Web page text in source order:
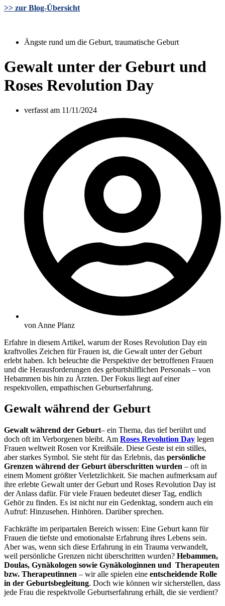
>> zur Blog-Übersicht
Ängste rund um die Geburt, traumatische Geburt
Gewalt unter der Geburt und
Roses Revolution Day
verfasst am 11/11/2024
von Anne Planz
Erfahre in diesem Artikel, warum der Roses Revolution Day ein
kraftvolles Zeichen für Frauen ist, die Gewalt unter der Geburt
erlebt haben. Ich beleuchte die Perspektive der betroffenen Frauen
und die Herausforderungen des geburtshilflichen Personals – von
Hebammen bis hin zu Ärzten. Der Fokus liegt auf einer
respektvollen, empathischen Geburtserfahrung.
Gewalt während der Geburt
Gewalt während der Geburt– ein Thema, das tief berührt und
doch oft im Verborgenen bleibt. Am Roses Revolution Day legen
Frauen weltweit Rosen vor Kreißsäle. Diese Geste ist ein stilles,
aber starkes Symbol. Sie steht für das Erlebnis, das persönliche
Grenzen während der Geburt überschritten wurden – oft in
einem Moment größter Verletzlichkeit. Sie machen aufmerksam auf
ihre erlebte Gewalt unter der Geburt und Roses Revolution Day ist
der Anlass dafür. Für viele Frauen bedeutet dieser Tag, endlich
Gehör zu finden. Es ist nicht nur ein Gedenktag, sondern auch ein
Aufruf: Hinzusehen. Hinhören. Darüber sprechen.
Fachkräfte im peripartalen Bereich wissen: Eine Geburt kann für
Frauen die tiefste und emotionalste Erfahrung ihres Lebens sein.
Aber was, wenn sich diese Erfahrung in ein Trauma verwandelt,
weil persönliche Grenzen nicht überschritten wurden? Hebammen,
Doulas, Gynäkologen sowie Gynäkologinnen und Therapeuten
bzw. Therapeutinnen – wir alle spielen eine entscheidende Rolle
in der Geburtsbegleitung. Doch wie können wir sicherstellen, dass
jede Frau die respektvolle Geburtserfahrung erhält, die sie verdient?